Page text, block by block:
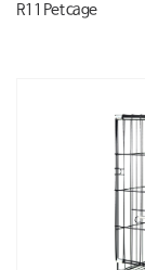
R11 Pet cage